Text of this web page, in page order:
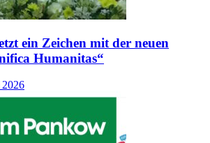
ein Zeichen mit der neuen
Humanitas“
2026